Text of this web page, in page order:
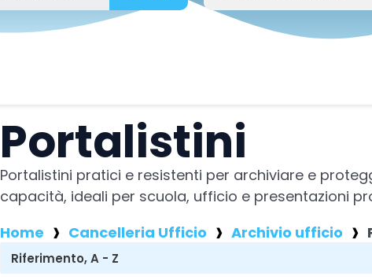
Portalistini
Portalistini pratici e resistenti per archiviare e
capacità, ideali per scuola, ufficio e presentazioni
Home
Cancelleria Ufficio Archivio ufficio